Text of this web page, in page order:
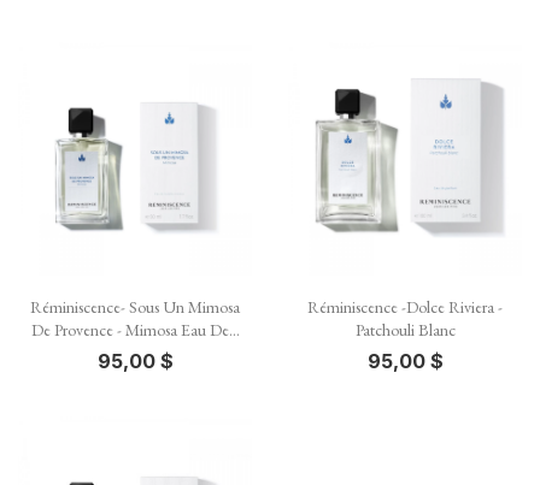
Réminiscence- Sous Un Mimosa
De Provence - Mimosa Eau De...
95,00 $
Réminiscence -Dolce Riviera -
Patchouli Blanc
95,00 $